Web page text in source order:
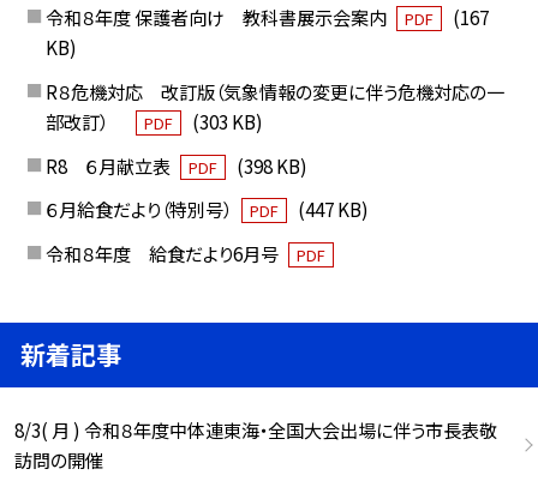
令和８年度 保護者向け 教科書展示会案内
PDF
(167
KB)
R８危機対応 改訂版（気象情報の変更に伴う危機対応の一
部改訂）
PDF
(303 KB)
R8 ６月献立表
PDF
(398 KB)
６月給食だより（特別号）
PDF
(447 KB)
令和８年度 給食だより6月号
PDF
新着記事
8/3( 月 ) 令和８年度中体連東海・全国大会出場に伴う市長表敬
訪問の開催